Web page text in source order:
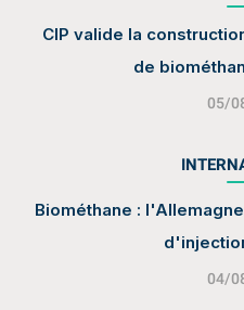
CIP valide la
de
05/
Biométhane :
04/